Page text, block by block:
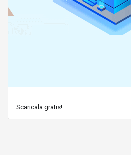
Scaricala gratis!